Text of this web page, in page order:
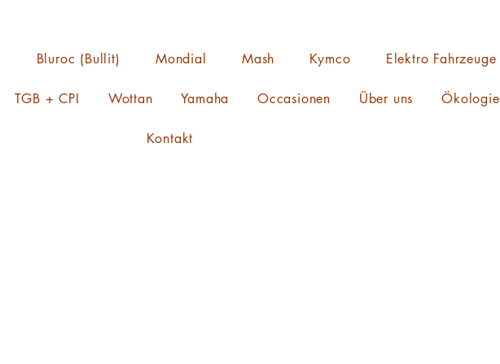
Bluroc (Bullit) Mondial Mash Kymco Elektro Fahrzeuge
TGB + CPI Wottan Yamaha Occasionen Über uns Ökologie
Kontakt